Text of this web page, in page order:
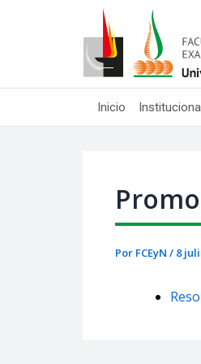
Inicio
Por FCEyN / 8
Post
navigation